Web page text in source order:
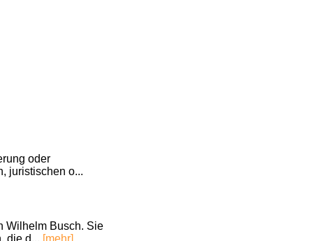
oder
juristischen o...
Wilhelm Busch. Sie
die d... [mehr]